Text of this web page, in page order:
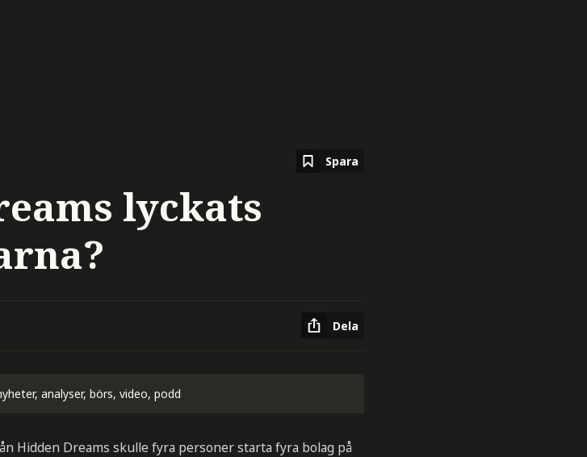
Spara
lyckats
Dela
analyser, börs, video, podd
Hidden Dreams skulle fyra personer starta fyra bolag på